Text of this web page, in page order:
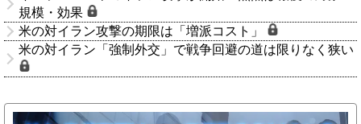
規模・効果
米の対イラン攻撃の期限は「増派コスト」
米の対イラン「強制外交」で戦争回避の道は限りなく狭い